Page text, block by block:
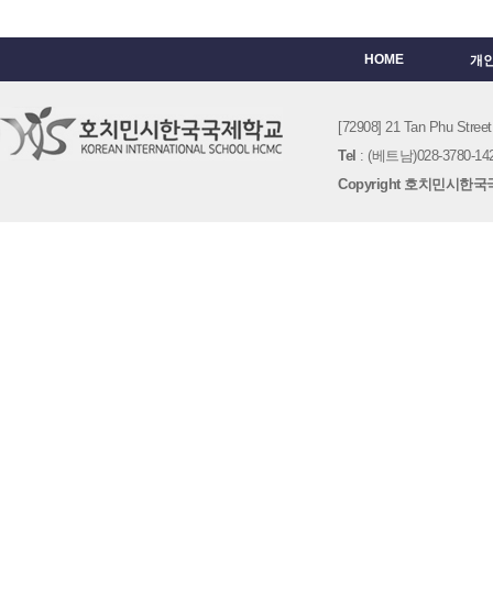
HOME 개
[72908] 21 Tan Phu
Tel : (베트남)028-3780-
Copyright 호치민시한국